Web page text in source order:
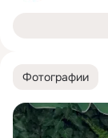
Фотографии